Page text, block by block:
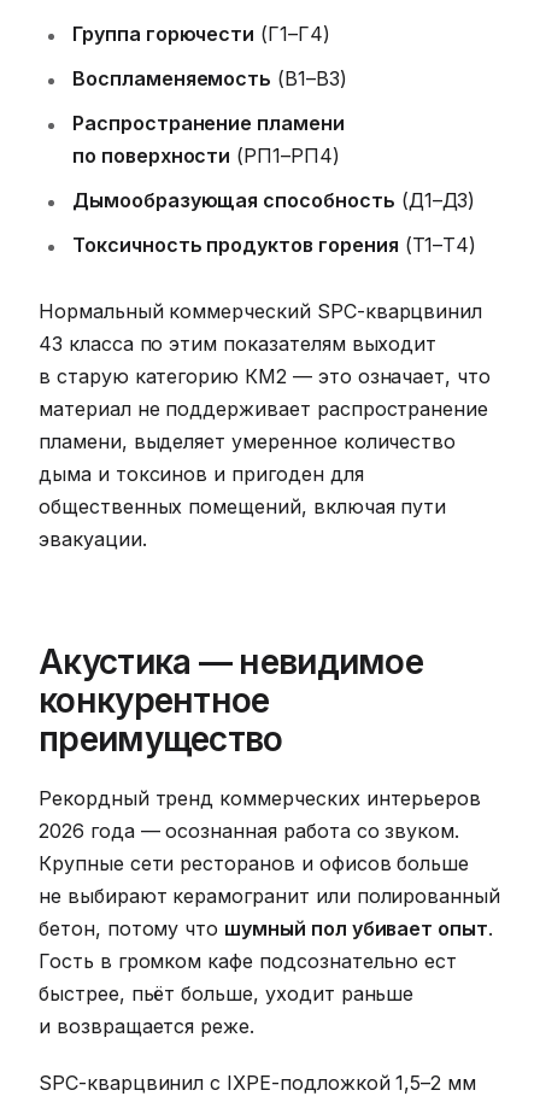
Группа горючести (Г1–Г4)
Воспламеняемость (В1–В3)
Распространение пламени
по поверхности (РП1–РП4)
Дымообразующая способность (Д1–Д3)
Токсичность продуктов горения (Т1–Т4)
Нормальный коммерческий SPC-кварцвинил
43 класса по этим показателям выходит
в старую категорию КМ2 — это означает, что
материал не поддерживает распространение
пламени, выделяет умеренное количество
дыма и токсинов и пригоден для
общественных помещений, включая пути
эвакуации.
Акустика — невидимое
конкурентное
преимущество
Рекордный тренд коммерческих интерьеров
2026 года — осознанная работа со звуком.
Крупные сети ресторанов и офисов больше
не выбирают керамогранит или полированный
бетон, потому что шумный пол убивает опыт.
Гость в громком кафе подсознательно ест
быстрее, пьёт больше, уходит раньше
и возвращается реже.
SPC-кварцвинил с IXPE-подложкой 1,5–2 мм